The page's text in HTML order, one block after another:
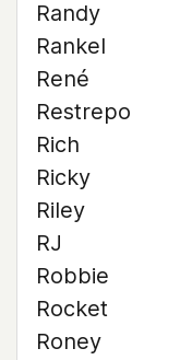
Randy
Rankel
René
Restrepo
Rich
Ricky
Riley
RJ
Robbie
Rocket
Roney